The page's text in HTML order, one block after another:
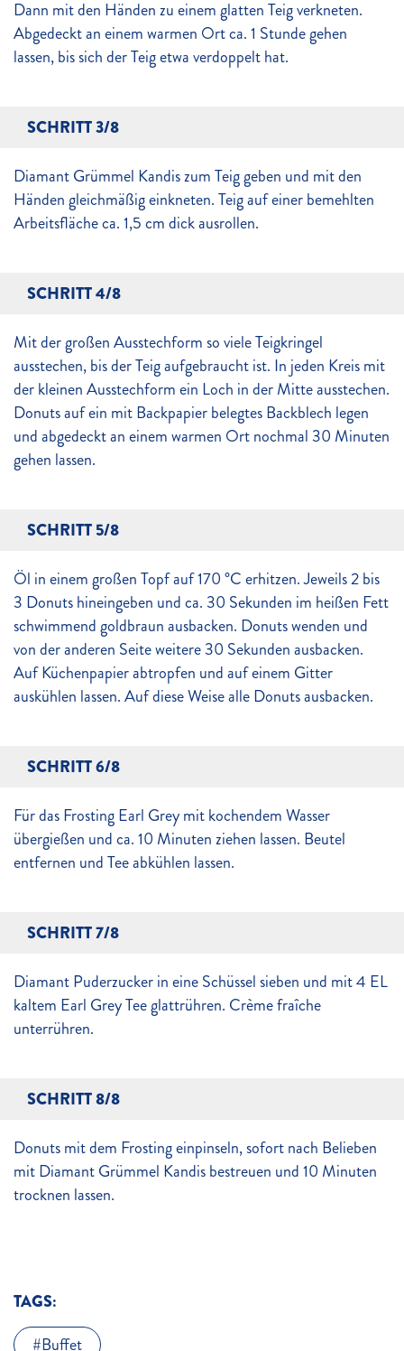
Dann mit den Händen zu einem glatten Teig verkneten.
Abgedeckt an einem warmen Ort ca. 1 Stunde gehen
lassen, bis sich der Teig etwa verdoppelt hat.
SCHRITT 3/8
Diamant Grümmel Kandis zum Teig geben und mit den
Händen gleichmäßig einkneten. Teig auf einer bemehlten
Arbeitsfläche ca. 1,5 cm dick ausrollen.
SCHRITT 4/8
Mit der großen Ausstechform so viele Teigkringel
ausstechen, bis der Teig aufgebraucht ist. In jeden Kreis mit
der kleinen Ausstechform ein Loch in der Mitte ausstechen.
Donuts auf ein mit Backpapier belegtes Backblech legen
und abgedeckt an einem warmen Ort nochmal 30 Minuten
gehen lassen.
SCHRITT 5/8
Öl in einem großen Topf auf 170 °C erhitzen. Jeweils 2 bis
3 Donuts hineingeben und ca. 30 Sekunden im heißen Fett
schwimmend goldbraun ausbacken. Donuts wenden und
von der anderen Seite weitere 30 Sekunden ausbacken.
Auf Küchenpapier abtropfen und auf einem Gitter
auskühlen lassen. Auf diese Weise alle Donuts ausbacken.
SCHRITT 6/8
Für das Frosting Earl Grey mit kochendem Wasser
übergießen und ca. 10 Minuten ziehen lassen. Beutel
entfernen und Tee abkühlen lassen.
SCHRITT 7/8
Diamant Puderzucker in eine Schüssel sieben und mit 4 EL
kaltem Earl Grey Tee glattrühren. Crème fraîche
unterrühren.
SCHRITT 8/8
Donuts mit dem Frosting einpinseln, sofort nach Belieben
mit Diamant Grümmel Kandis bestreuen und 10 Minuten
trocknen lassen.
TAGS:
Buffet